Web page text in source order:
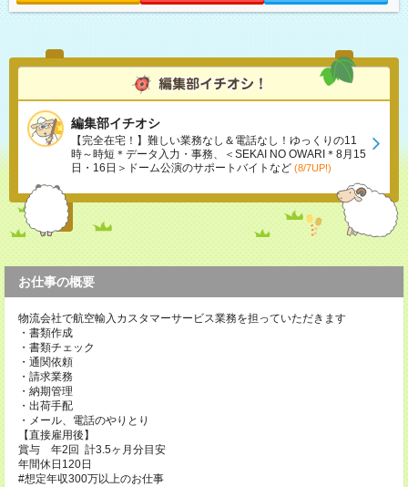
編集部イチオシ
【完全在宅！】難しい業務なし＆電話なし！ゆっくりの11
時～時短＊データ入力・事務、＜SEKAI NO OWARI＊8月15
日・16日＞ドーム公演のサポートバイトなど (8/7UP!)
お仕事の概要
物流会社で航空輸入カスタマーサービス業務を担っていただきます
・書類作成
・書類チェック
・通関依頼
・請求業務
・納期管理
・出荷手配
・メール、電話のやりとり
【直接雇用後】
賞与 年2回 計3.5ヶ月分目安
年間休日120日
#想定年収300万以上のお仕事